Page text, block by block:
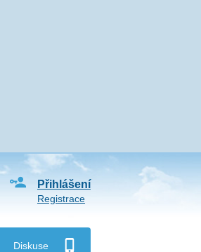
Diskuse
Přihlášení
Registrace